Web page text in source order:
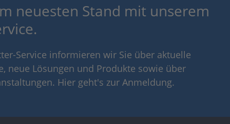
neuesten Stand mit unserem
Service informieren wir Sie über aktuelle
neue Lösungen und Produkte sowie über
Hier geht's zur Anmeldung.